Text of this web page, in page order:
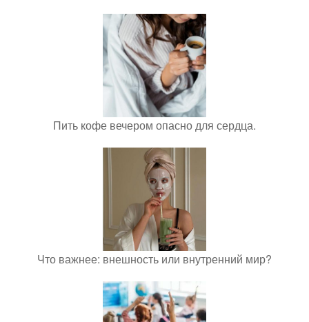
Пить кофе вечером опасно для сердца.
Что важнее: внешность или внутренний мир?